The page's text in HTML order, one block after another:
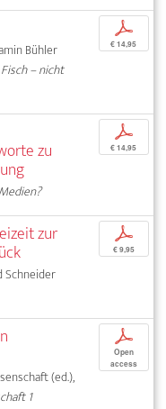
Bühler
– nicht
p
€ 14,95
zu
p
€ 14,95
zur
Schneider
p
€ 9,95
(ed.),
1
p
Open
access